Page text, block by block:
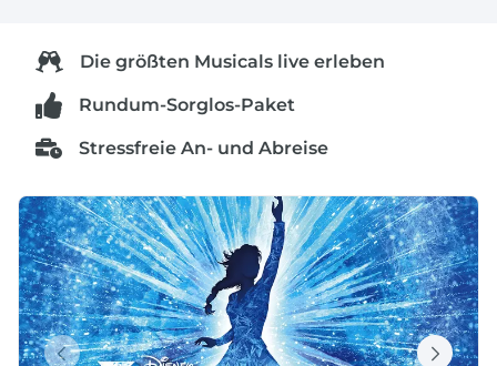
Die größten Musicals live erleben
Rundum-Sorglos-Paket
Stressfreie An- und Abreise